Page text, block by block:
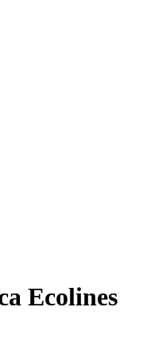
Ecolines